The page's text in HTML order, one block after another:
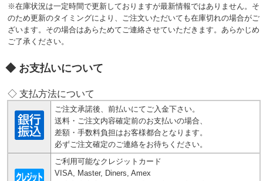
※在庫状況は一定時間で更新しておりますが最新情報ではありません。そ
のため更新のタイミングにより、ご注文いただいても在庫切れの場合がご
ざいます。その場合はあらためてご連絡させていただきます。あらかじめ
ご了承ください。
お支払いについて
◇ 支払方法について
ご注文承諾後、前払いにてご入金下さい。
送料・ご注文内容確定前のお支払いの場合、
差額・手数料負担はお客様都合となります。
必ずご注文確定のご連絡をお待ちください。
ご利用可能なクレジットカード
VISA, Master, Diners, Amex